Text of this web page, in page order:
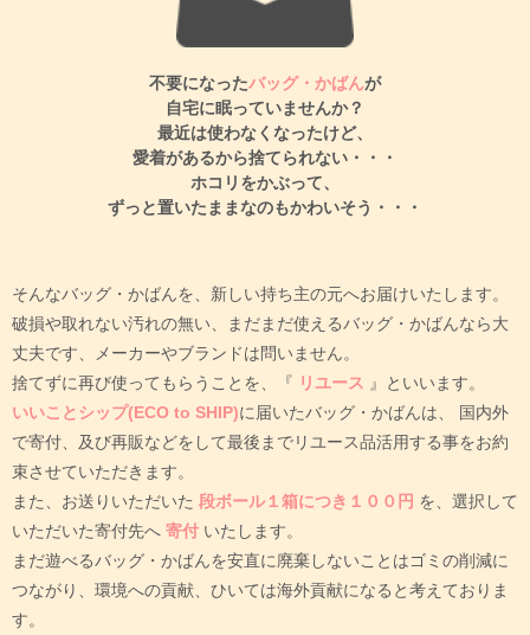
不要になったバッグ・かばんが
自宅に眠っていませんか？
最近は使わなくなったけど、
愛着があるから捨てられない・・・
ホコリをかぶって、
ずっと置いたままなのもかわいそう・・・
そんなバッグ・かばんを、新しい持ち主の元へお届けいたします。
破損や取れない汚れの無い、まだまだ使えるバッグ・かばんなら大
丈夫です、メーカーやブランドは問いません。
捨てずに再び使ってもらうことを、『 リユース 』といいます。
いいことシップ(ECO to SHIP)に届いたバッグ・かばんは、
国内外
で寄付、及び再販などをして最後までリユース品活用する事をお約
束させていただきます。
また、お送りいただいた 段ボール１箱につき１００円 を、選択して
いただいた寄付先へ 寄付 いたします。
まだ遊べるバッグ・かばんを安直に廃棄しないことはゴミの削減に
つながり、環境への貢献、ひいては海外貢献になると考えておりま
す。